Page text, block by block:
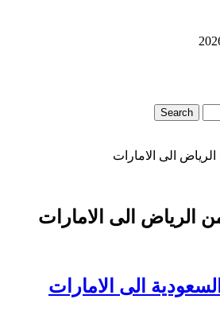
الى الامارات
الرياض الى الامارات
الى الامارات